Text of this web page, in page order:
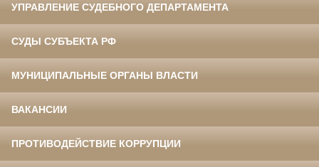
УПРАВЛЕНИЕ СУДЕБНОГО ДЕПАРТАМЕНТА
СУДЫ СУБЪЕКТА РФ
МУНИЦИПАЛЬНЫЕ ОРГАНЫ ВЛАСТИ
ВАКАНСИИ
ПРОТИВОДЕЙСТВИЕ КОРРУПЦИИ